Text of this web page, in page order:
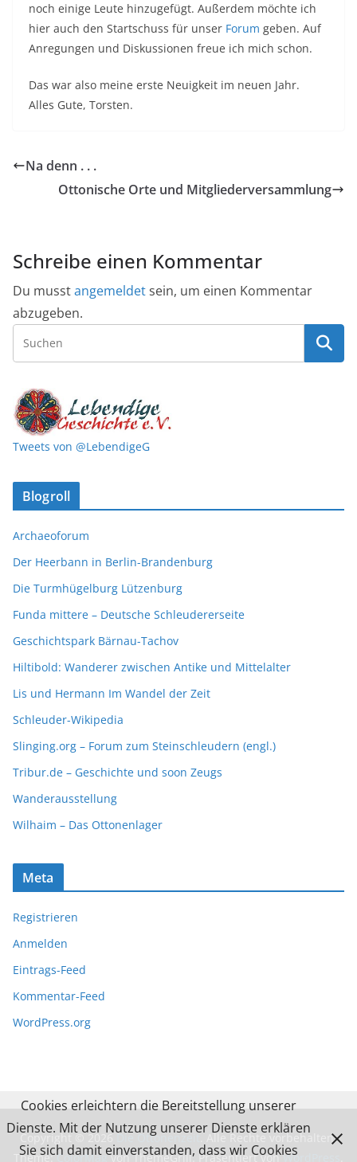
noch einige Leute hinzugefügt. Außerdem möchte ich
hier auch den Startschuss für unser Forum geben. Auf
Anregungen und Diskussionen freue ich mich schon.
Das war also meine erste Neuigkeit im neuen Jahr.
Alles Gute, Torsten.
Na denn . . .
Ottonische Orte und Mitgliederversammlung
Schreibe einen Kommentar
Du musstangemeldetsein, um einen Kommentar
abzugeben.
Tweets von @LebendigeG
Blogroll
Archaeoforum
Der Heerbann in Berlin-Brandenburg
Die Turmhügelburg Lützenburg
Funda mittere – Deutsche Schleudererseite
Geschichtspark Bärnau-Tachov
Hiltibold: Wanderer zwischen Antike und Mittelalter
Lis und Hermann Im Wandel der Zeit
Schleuder-Wikipedia
Slinging.org – Forum zum Steinschleudern (engl.)
Tribur.de – Geschichte und soon Zeugs
Wanderausstellung
Wilhaim – Das Ottonenlager
Meta
Registrieren
Anmelden
Eintrags-Feed
Kommentar-Feed
WordPress.org
Die Ottonenzeit
. Alle Rechte vorbehalten.
Theme:ColorMagvon ThemeGrill. Präsentiert vonWordPress
Cookies erleichtern die Bereitstellung unserer
Dienste. Mit der Nutzung unserer Dienste erklären
Sie sich damit einverstanden, dass wir Cookies